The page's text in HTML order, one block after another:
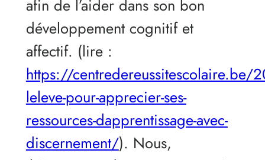
afin de l’aider dans son bon
développement cognitif et
affectif. (lire :
https://centredereussitescolaire.be/
leleve-pour-apprecier-ses-
ressources-dapprentissage-avec-
discernement/). Nous,